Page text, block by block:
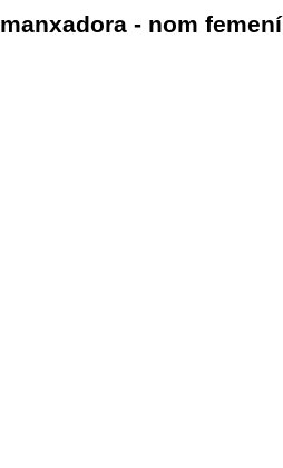
manxadora - nom femení